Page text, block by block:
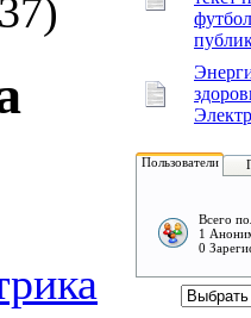
Пользователи
Всего
1
0